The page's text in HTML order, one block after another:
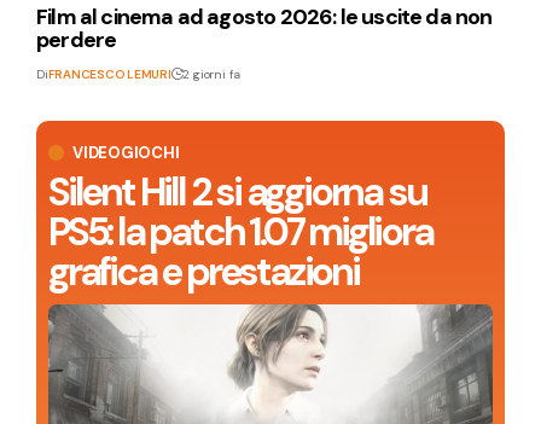
VIDEOGIOCHI
Silent Hill 2 si aggiorna su
PS5: la patch 1.07 migliora
grafica e prestazioni
Film al cinema ad agosto 2026: le uscite da non
perdere
DiFRANCESCO LEMURI 2 giorni fa